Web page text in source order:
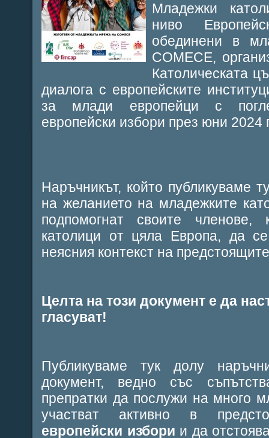
Младежки
ниво
обединени в
COMECE,
Католическата
диалога с европейските
за млади европейци с
европейски избори през юни 2024
Наръчникът, който публикуваме
на желанието на младежките
подпомогнат своите
католици от цяла Европа, да
неясния контекст на
Целта на този документ е да
гласуват!
Публикуваме тук долу
документ, ведно със
препратки да послужи на много
участват активно в
европейски избори и да